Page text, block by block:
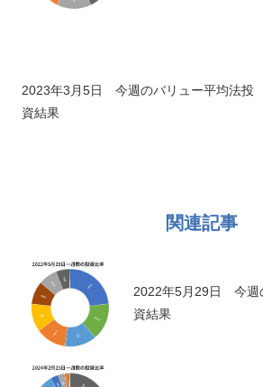
2023年3月5日 今週のバリュー平均法投
資結果
関連記事
2022年5月29日 今週
資結果